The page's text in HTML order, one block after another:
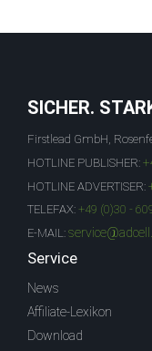
SICHER.
Firstlead GmbH,
HOTLINE PUBLISHER:
HOTLINE ADVERTISER:
TELEFAX: +49 (0)30 -
E-MAIL:
Service
News
Affiliate-Lexikon
Download